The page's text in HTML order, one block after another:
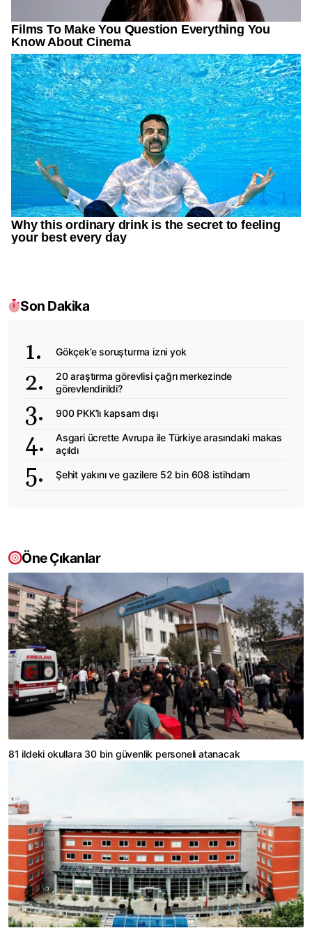
Son Dakika
Gökçek’e soruşturma izni yok
20 araştırma görevlisi çağrı merkezinde
görevlendirildi?
900 PKK’lı kapsam dışı
Asgari ücrette Avrupa ile Türkiye arasındaki makas
açıldı
Şehit yakını ve gazilere 52 bin 608 istihdam
Öne Çıkanlar
81 ildeki okullara 30 bin güvenlik personeli atanacak